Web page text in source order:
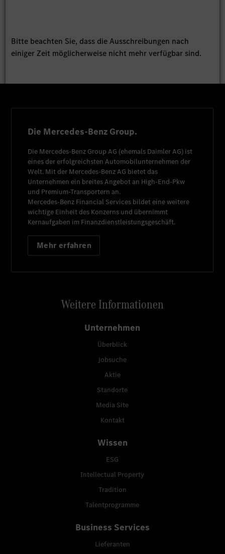
Bitte beachten Sie, dass die Ausschreibungen nach
einiger Zeit möglicherweise nicht mehr verfügbar sind.
Die Mercedes-Benz Group.
Die Mercedes-Benz Group AG (ehemals Daimler AG) ist
eines der erfolgreichsten Automobilunternehmen der
Welt. Mit der Mercedes-Benz AG bietet das
Unternehmen ein breites Angebot an High-End-Pkw
und Premium-Transportern an.
Mercedes-Benz Financial Services bildet eine weitere
wichtige Einheit des Konzerns und übernimmt
Kernaufgaben im Finanzdienstleistungsgeschäft.
Mehr erfahren
Weitere Informationen
Unternehmen
Überblick
Jobsuche
Aktie
Standorte
Media Site
Kontakt
Wissen
ESG
Intellectual Property
Tradition
Talentprogramme
Business Services
Lieferanten